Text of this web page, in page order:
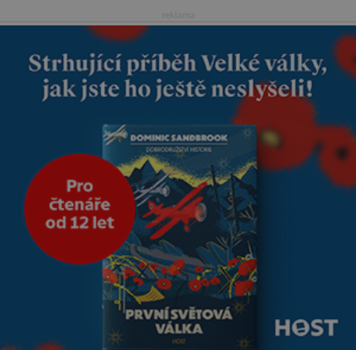
nás dali dohromady, Toník byl
dobře zaopatřený mladý muž.
Manželství nám oběma moc
nesvědčilo, brzy jsme zjistili, že